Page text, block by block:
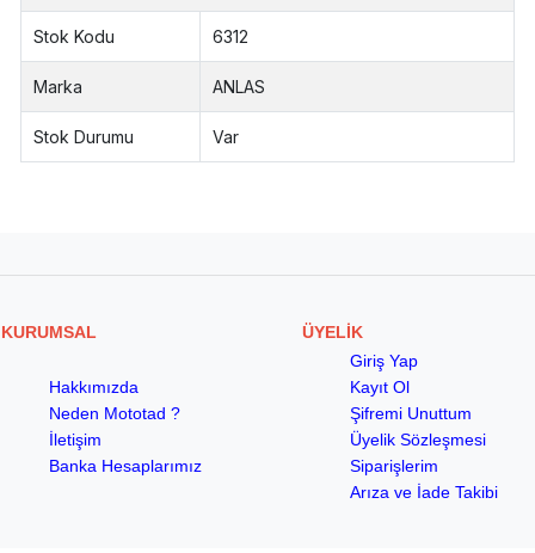
Stok Kodu 6312
Marka ANLAS
Stok Durumu Var
KURUMSAL ÜYELİK
Hakkımızda
Neden Mototad ?
İletişim
Banka Hesaplarımız
Giriş Yap
Kayıt Ol
Şifremi Unuttum
Üyelik Sözleşmesi
Siparişlerim
Arıza ve İade Takibi